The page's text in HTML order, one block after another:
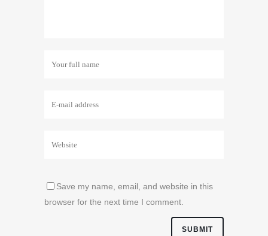
Save my name, email, and website in this
browser for the next time I comment.